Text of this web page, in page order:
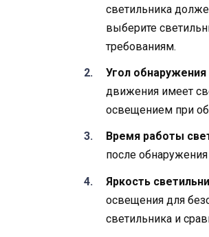
светильника
выберите
требованиям.
Угол
движения имеет
освещением при
Время работы
после
Яркость
освещения для
светильника и